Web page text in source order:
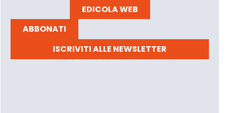
EDICOLA WEB
ABBONATI
ISCRIVITI ALLE NEWSLETTER